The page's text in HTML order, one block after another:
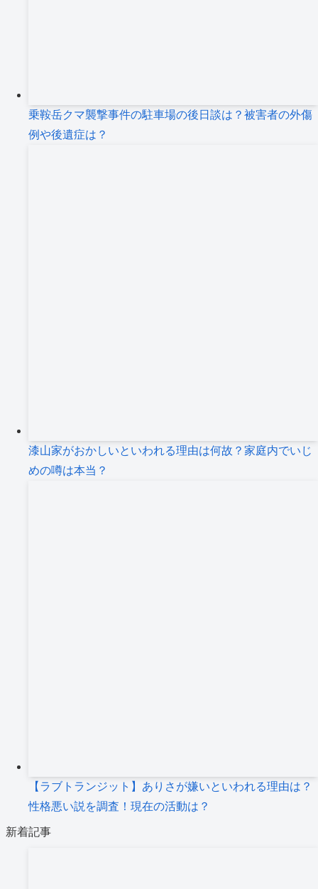
乗鞍岳クマ襲撃事件の駐車場の後日談は？被害者の外傷
例や後遺症は？
漆山家がおかしいといわれる理由は何故？家庭内でいじ
めの噂は本当？
【ラブトランジット】ありさが嫌いといわれる理由は？
性格悪い説を調査！現在の活動は？
新着記事